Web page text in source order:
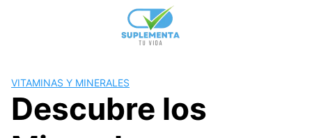
VITAMINAS Y MINERALES
Descubre los